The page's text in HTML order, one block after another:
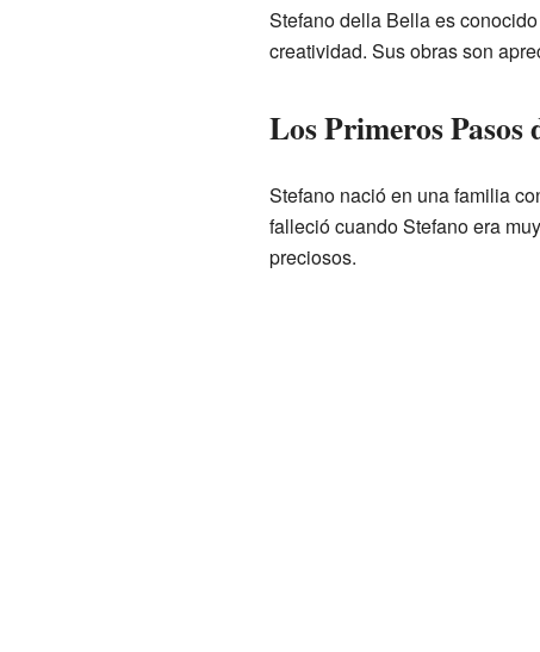
Stefano della Bella es
creatividad. Sus obras son
Los Primeros
Stefano nació en una familia
falleció cuando Stefano era
preciosos.